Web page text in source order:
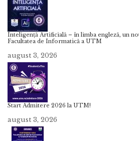
Inteligență Artificială – în limba engleză, un
Facultatea de Informatică a UTM
august 3, 2026
Start Admitere 2026 la UTM!
august 3, 2026